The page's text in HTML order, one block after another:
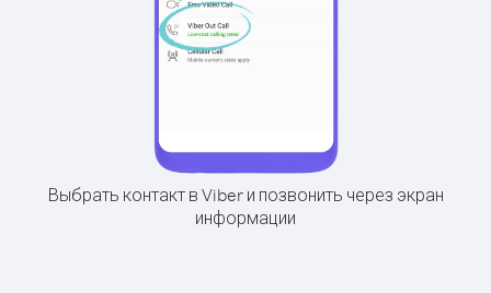
Выбрать контакт в Viber и позвонить через экран
информации